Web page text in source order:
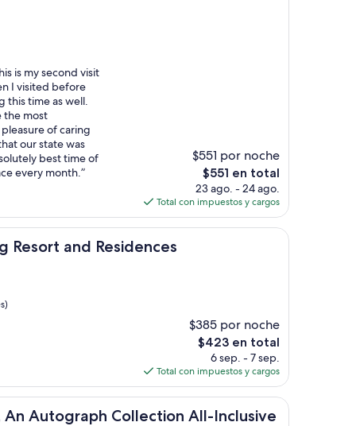
is my second visit
I visited before
this time as well.
the most
of caring
our state was
best time of
every month.”
$551 por noche
El
precio
actual
es
de
$551 en total
23 ago. - 24 ago.
Total con impuestos y cargos
Resort and Residences
Residences
$385 por noche
El
precio
actual
es
de
$423
$423 en total
6 sep. - 7 sep.
Total con impuestos y cargos
An Autograph Collection All-Inclusive
Collection All-Inclusive Resort